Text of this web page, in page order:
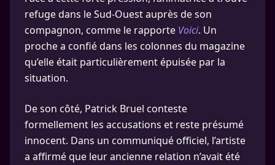
refuge dans le Sud-Ouest auprès de son
compagnon, comme le rapporte Voici. Un
proche a confié dans les colonnes du magazine
qu’elle était particulièrement épuisée par la
situation.
De son côté, Patrick Bruel conteste
formellement les accusations et reste présumé
innocent. Dans un communiqué officiel, l’artiste
a affirmé que leur ancienne relation n’avait été